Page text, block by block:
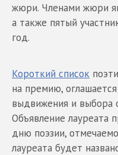
жюри. Членами жюри
а также пятый
год.
Короткий список
на премию,
выдвижения и выбора
Объявление лауреата
дню поэзии,
лауреата будет